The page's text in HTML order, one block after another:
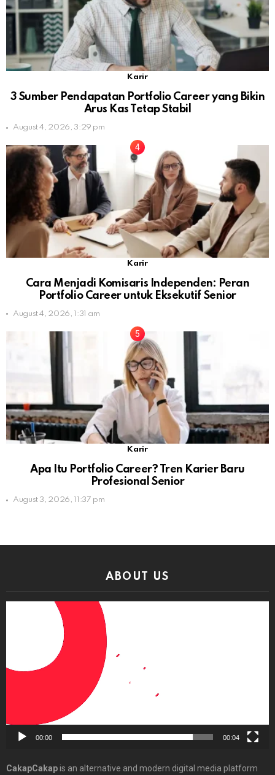
Karir
3 Sumber Pendapatan Portfolio Career yang Bikin
Arus Kas Tetap Stabil
August 4, 2026, 3:29 pm
Karir
Cara Menjadi Komisaris Independen: Peran
Portfolio Career untuk Eksekutif Senior
August 4, 2026, 1:31 am
Karir
Apa Itu Portfolio Career? Tren Karier Baru
Profesional Senior
August 3, 2026, 11:37 pm
ABOUT US
00:00 00:04
CakapCakapis an alternative and modern digital media platform